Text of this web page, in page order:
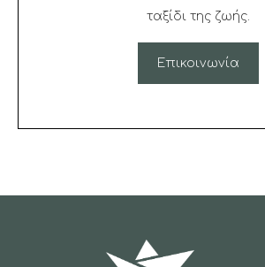
ταξίδι της ζωής.
Επικοινωνία